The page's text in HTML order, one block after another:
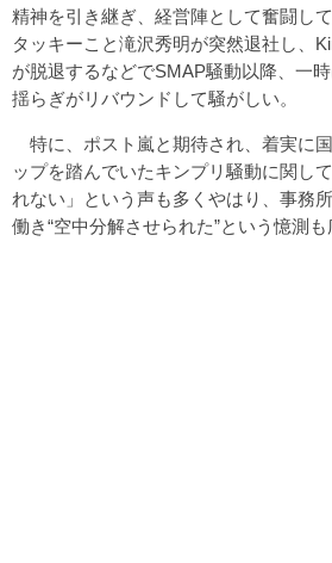
精神を引き継ぎ、経営陣として奮闘し
タッキーこと滝沢秀明が突然退社し、
が脱退するなどでSMAP騒動以降、一
揺らぎがリバウンドして騒がしい。
特に、ポスト嵐と期待され、着実に
ップを踏んでいたキンプリ騒動に関し
れない」という声も多くやはり、事務
働き“空中分解させられた”という憶測も